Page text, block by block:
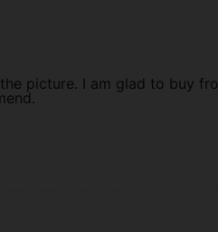
picture. I am glad to buy